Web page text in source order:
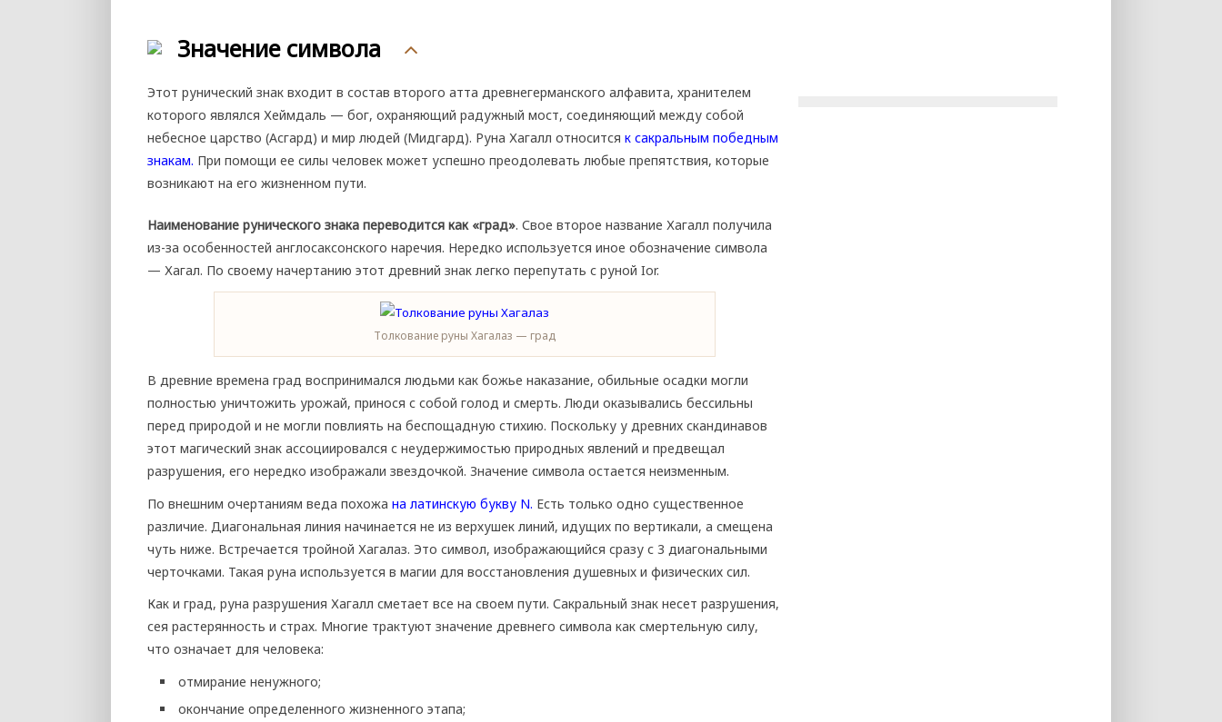
Значение символа
Этот рунический знак входит в состав второго атта древнегерманского алфавита, хранителем
которого являлся Хеймдаль — бог, охраняющий радужный мост, соединяющий между собой
небесное царство (Асгард) и мир людей (Мидгард). Руна Хагалл относится к сакральным победным
знакам. При помощи ее силы человек может успешно преодолевать любые препятствия, которые
возникают на его жизненном пути.
Наименование рунического знака переводится как «град». Свое второе название Хагалл получила
из-за особенностей англосаксонского наречия. Нередко используется иное обозначение символа
— Хагал. По своему начертанию этот древний знак легко перепутать с руной Ior.
Толкование руны Хагалаз — град
В древние времена град воспринимался людьми как божье наказание, обильные осадки могли
полностью уничтожить урожай, принося с собой голод и смерть. Люди оказывались бессильны
перед природой и не могли повлиять на беспощадную стихию. Поскольку у древних скандинавов
этот магический знак ассоциировался с неудержимостью природных явлений и предвещал
разрушения, его нередко изображали звездочкой. Значение символа остается неизменным.
По внешним очертаниям веда похожа на латинскую букву N. Есть только одно существенное
различие. Диагональная линия начинается не из верхушек линий, идущих по вертикали, а смещена
чуть ниже. Встречается тройной Хагалаз. Это символ, изображающийся сразу с 3 диагональными
черточками. Такая руна используется в магии для восстановления душевных и физических сил.
Как и град, руна разрушения Хагалл сметает все на своем пути. Сакральный знак несет разрушения,
сея растерянность и страх. Многие трактуют значение древнего символа как смертельную силу,
что означает для человека:
отмирание ненужного;
окончание определенного жизненного этапа;